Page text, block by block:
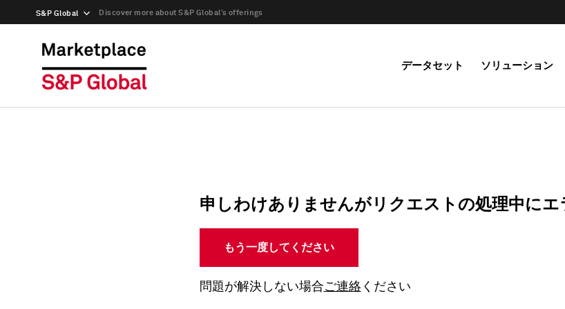
S&P Global Discover more about S&P Global’s offerings
データセット ソリューション
申しわけありませんがリクエストの処理中にエ
もう一度してください
問題が解決しない場合ご連絡 ください